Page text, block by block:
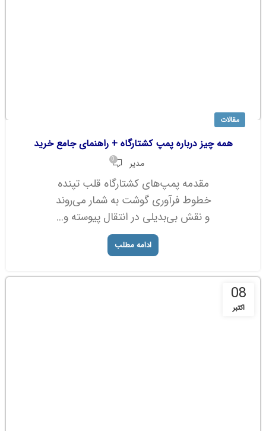
مقالات
همه چیز درباره پمپ کشتارگاه + راهنمای جامع خرید
مدیر 0
مقدمه پمپ‌های کشتارگاه قلب تپنده
خطوط فرآوری گوشت به شمار می‌روند
و نقش بی‌بدیلی در انتقال پیوسته و...
ادامه مطلب
08
اکتبر